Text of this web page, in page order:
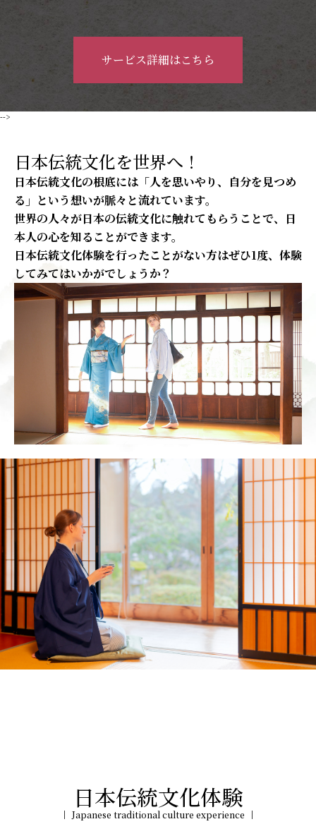
サービス詳細はこちら
-->
日本伝統文化を世界へ！
日本伝統文化の根底には「人を思いやり、自分を見つめ
る」という想いが脈々と流れています。
世界の人々が日本の伝統文化に触れてもらうことで、日
本人の心を知ることができます。
日本伝統文化体験を行ったことがない方はぜひ1度、体験
してみてはいかがでしょうか？
日本伝統文化体験
Japanese traditional culture experience